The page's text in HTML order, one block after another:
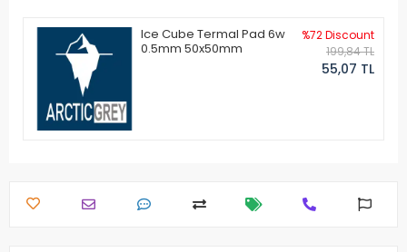
Ice Cube Termal Pad 6w
0.5mm 50x50mm
%72 Discount
199,84 TL
55,07 TL